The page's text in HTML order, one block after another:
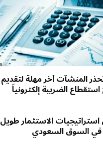
المنشآت آخر مهلة لتقديم
الضريبة إلكترونياً
الاستثمار طويل
في السوق السعودي